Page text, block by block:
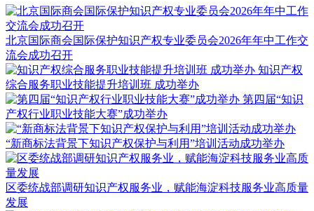
北京国际商会国际保护知识产权专业委员会2026年年中工作交
流会成功召开
知识产权
综合服务职业技能提升培训班 成功举办
第四届“知识
产权行业职业技能大赛”成功举办
“新商标法背景下知识产权保护与利用”培训活动成功举办
区委统战部调研知识产权服务业，赋能海淀科技服务业高质量
发展